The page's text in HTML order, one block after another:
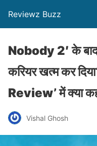
Reviewz Buzz
Nobody 2′ के बाद
करियर खत्म कर
Review’ में क्या
Vishal Ghosh